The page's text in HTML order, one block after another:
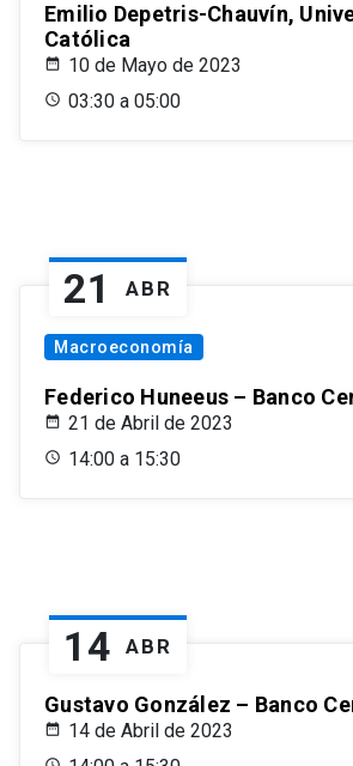
Emilio Depetris-Chauvín,
Católica
10 de Mayo de 2023
03:30 a 05:00
21 ABR
Macroeconomía
Federico Huneeus – Banco
21 de Abril de 2023
14:00 a 15:30
14 ABR
Gustavo González – Banco
14 de Abril de 2023